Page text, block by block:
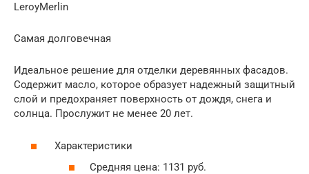
LeroyMerlin
Самая долговечная
Идеальное решение для отделки деревянных фасадов.
Содержит масло, которое образует надежный защитный
слой и предохраняет поверхность от дождя, снега и
солнца. Прослужит не менее 20 лет.
Характеристики
Средняя цена: 1131 руб.